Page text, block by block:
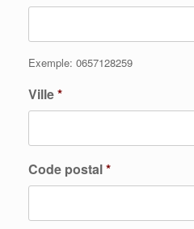
Exemple: 0657128259
Ville*
Code postal*